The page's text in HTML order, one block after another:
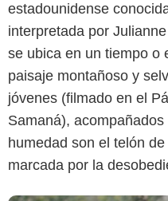
estadounidense
interpretada por
se ubica en un tiempo o
paisaje montañoso y
jóvenes (filmado en el
Samaná),
humedad son el telón
marcada por la